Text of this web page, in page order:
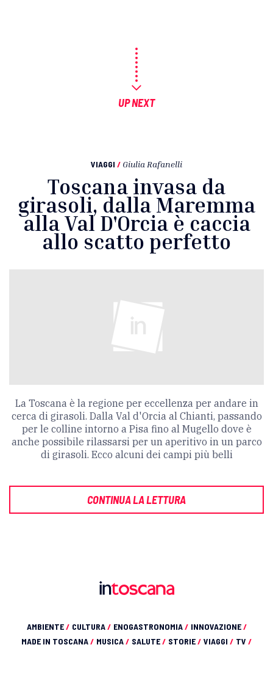
UP NEXT
VIAGGI / Giulia Rafanelli
Toscana invasa da
girasoli, dalla Maremma
alla Val D'Orcia è caccia
allo scatto perfetto
La Toscana è la regione per eccellenza per andare in
cerca di girasoli. Dalla Val d'Orcia al Chianti, passando
per le colline intorno a Pisa fino al Mugello dove è
anche possibile rilassarsi per un aperitivo in un parco
di girasoli. Ecco alcuni dei campi più belli
CONTINUA LA LETTURA
AMBIENTE/ CULTURA/ ENOGASTRONOMIA/ INNOVAZIONE/
MADE IN TOSCANA/ MUSICA/ SALUTE/ STORIE/ VIAGGI / TV /